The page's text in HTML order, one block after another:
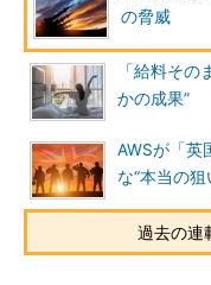
の脅威
「給料そ
かの成果”
AWSが「英
な“本当の狙
過去の連